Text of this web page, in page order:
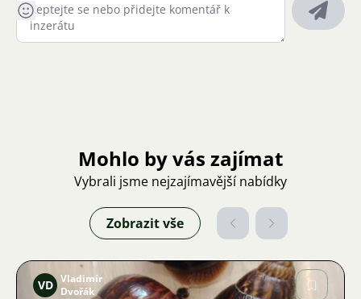
Mohlo by vás zajímat
Vybrali jsme nejzajímavější nabídky
Zobrazit vše
VD Vladimír
Dvořák